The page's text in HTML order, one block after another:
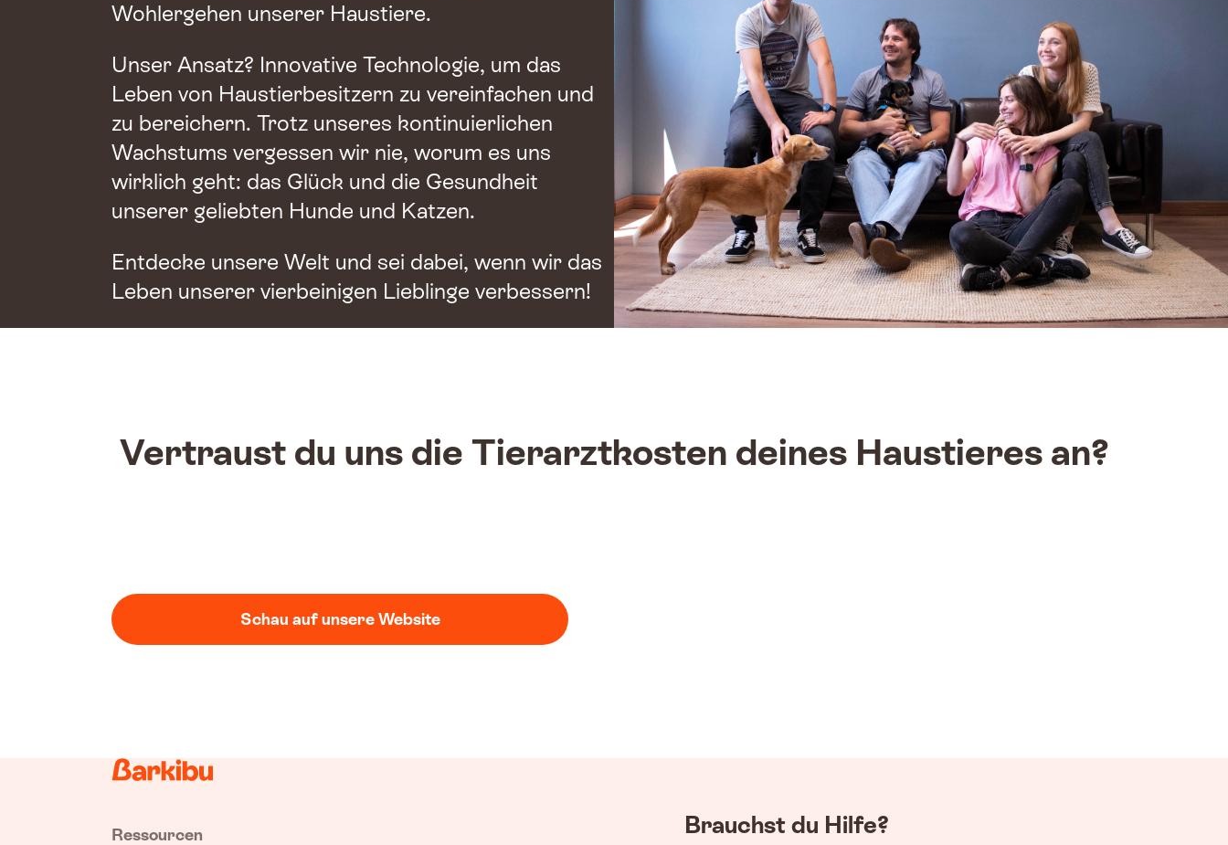
Wohlergehen unserer Haustiere.
Unser Ansatz? Innovative Technologie, um das
Leben von Haustierbesitzern zu vereinfachen und
zu bereichern. Trotz unseres kontinuierlichen
Wachstums vergessen wir nie, worum es uns
wirklich geht: das Glück und die Gesundheit
unserer geliebten Hunde und Katzen.
Entdecke unsere Welt und sei dabei, wenn wir das
Leben unserer vierbeinigen Lieblinge verbessern!
Vertraust du uns die Tierarztkosten deines Haustieres an?
Schau auf unsere Website
Brauchst du Hilfe?
Ressourcen